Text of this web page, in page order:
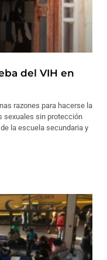
del VIH en
razones para hacerse la
sexuales sin protección
la escuela secundaria y